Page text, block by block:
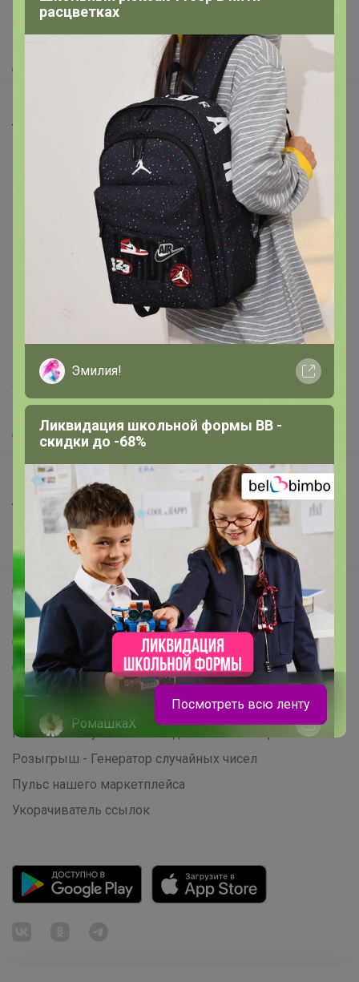
Как сделать заказ?
Как получить?
Доставка
Торговые марки
Наша команда
Подарочные сертификаты
Реклама на сайте
Написать в поддержку
Защита покупателя
Помощь
О нас
Все предложения
Анонсы
Новости
Поддержка альпак
Самое выгодное
Хиты продаж
Самое желанное
Самое быстрое
Начать зарабатывать с 24-ok
Picabox.ru - Лучшее место для ваших изображений
Розыгрыш - Генератор случайных чисел
Пульс нашего маркетплейса
Укорачиватель ссылок
расцветках
Эмилия!
Ликвидация школьной формы BB -
скидки до -68%
РомашкаХ
Носки для физкультуры и не только
Посмотреть всю ленту